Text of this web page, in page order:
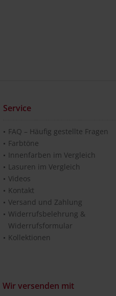
Service
FAQ – Häufig gestellte Fragen
Farbtöne
Innenfarben im Vergleich
Lasuren im Vergleich
Videos
Kontakt
Versand und Zahlung
Widerrufsbelehrung &
Widerrufsformular
Kollektionen
Wir versenden mit